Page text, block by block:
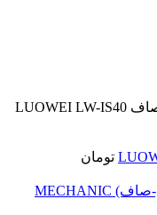
پنس سرصاف LUOWEI LW-IS40
تومان